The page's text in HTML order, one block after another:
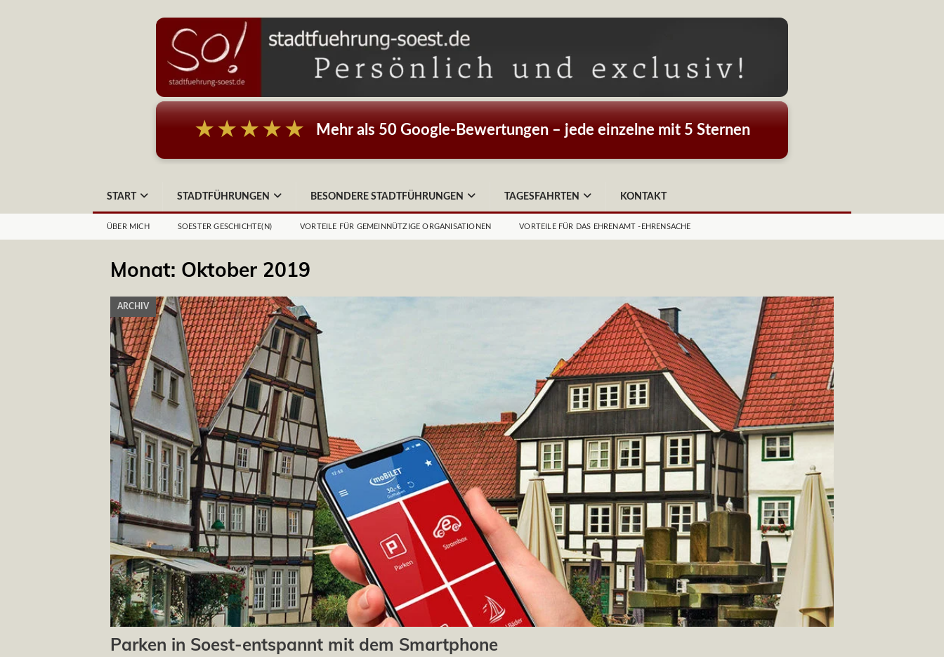
★★★★★ Mehr als 50 Google-Bewertungen – jede einzelne mit 5 Sternen
START STADTFÜHRUNGEN BESONDERE STADTFÜHRUNGEN TAGESFAHRTEN KONTAKT
ÜBER MICH SOESTER GESCHICHTE(N) VORTEILE FÜR GEMEINNÜTZIGE ORGANISATIONEN VORTEILE FÜR DAS EHRENAMT -EHRENSACHE
Monat: Oktober 2019
ARCHIV
Parken in Soest-entspannt mit dem Smartphone